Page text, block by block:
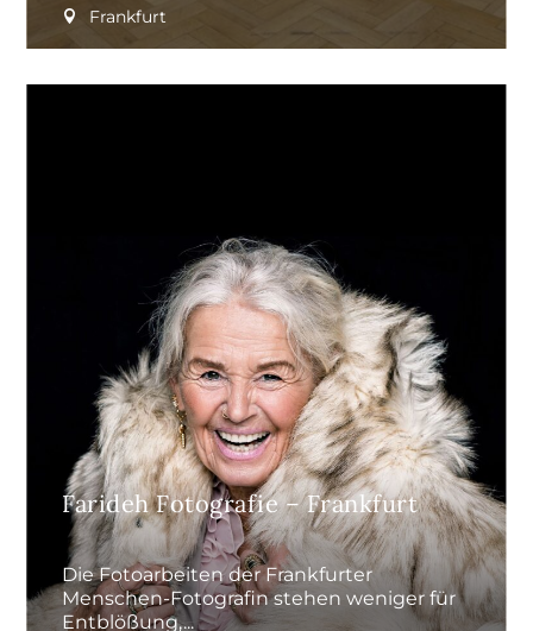
Frankfurt
Farideh Fotografie – Frankfurt
Die Fotoarbeiten der Frankfurter
Menschen-Fotografin stehen weniger für
Entblößung,